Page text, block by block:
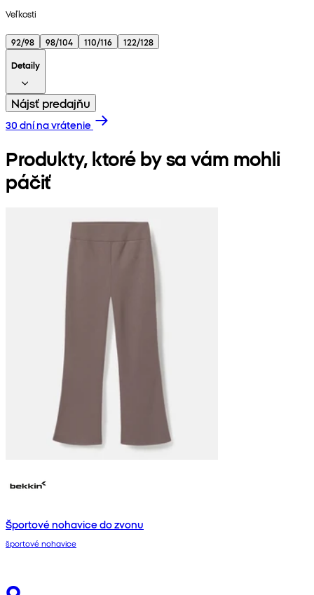
Veľkosti
92/98 98/104 110/116
122/128
Detaily
Nájsť predajňu
30 dní na vrátenie
Produkty, ktoré by sa vám mohli
páčiť
Športové nohavice do zvonu
športové nohavice